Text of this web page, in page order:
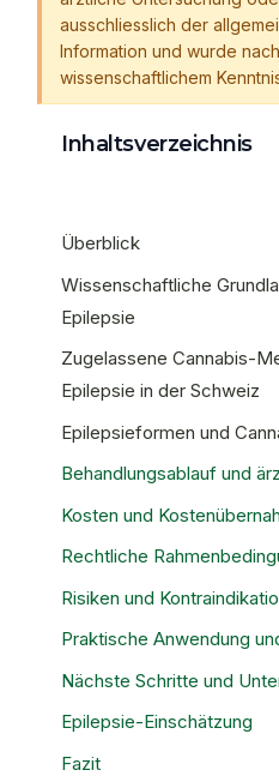
ausschliesslich der
Information und wurde
wissenschaftlichem
Inhaltsverzeichnis
Überblick
Wissenschaftliche
Epilepsie
Zugelassene Cannabis-
Epilepsie in der Schweiz
Epilepsieformen und
Behandlungsablauf und
Kosten und
Rechtliche
Risiken und
Praktische Anwendung
Nächste Schritte und
Epilepsie-Einschätzung
Fazit